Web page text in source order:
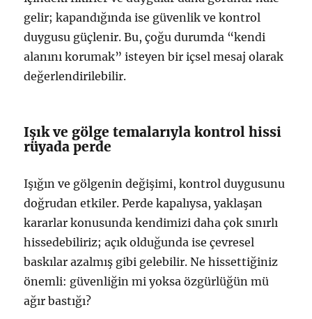
gelir; kapandığında ise güvenlik ve kontrol
duygusu güçlenir. Bu, çoğu durumda “kendi
alanını korumak” isteyen bir içsel mesaj olarak
değerlendirilebilir.
Işık ve gölge temalarıyla kontrol hissi
rüyada perde
Işığın ve gölgenin değişimi, kontrol duygusunu
doğrudan etkiler. Perde kapalıysa, yaklaşan
kararlar konusunda kendimizi daha çok sınırlı
hissedebiliriz; açık olduğunda ise çevresel
baskılar azalmış gibi gelebilir. Ne hissettiğiniz
önemli: güvenliğin mi yoksa özgürlüğün mü
ağır bastığı?